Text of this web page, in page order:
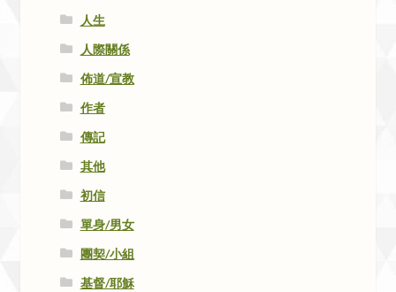
人生
人際關係
佈道/宣教
作者
傳記
其他
初信
單身/男女
團契/小組
基督/耶穌